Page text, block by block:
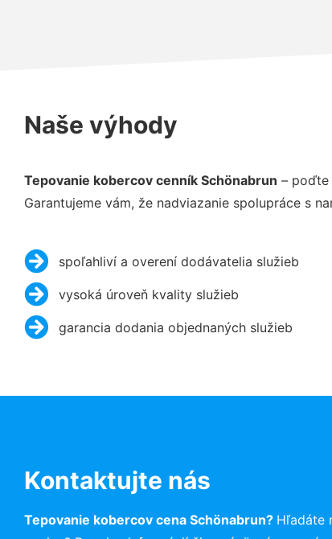
Naše výhody
Tepovanie kobercov cenník Schönabrun – poďte
Garantujeme vám, že nadviazanie spolupráce s
spoľahliví a overení dodávatelia služieb
vysoká úroveň kvality služieb
garancia dodania objednaných služieb
Kontaktujte nás
Tepovanie kobercov cena Schönabrun? Hľadáte